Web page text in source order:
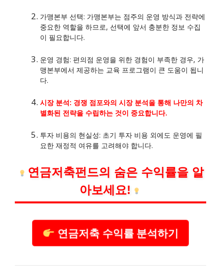
가맹본부 선택: 가맹본부는 점주의 운영 방식과 전략에
중요한 역할을 하므로, 선택에 앞서 충분한 정보 수집
이 필요합니다.
운영 경험: 편의점 운영을 위한 경험이 부족한 경우, 가
맹본부에서 제공하는 교육 프로그램이 큰 도움이 됩니
다.
시장 분석: 경쟁 점포와의 시장 분석을 통해 나만의 차
별화된 전략을 수립하는 것이 중요합니다.
투자 비용의 현실성: 초기 투자 비용 외에도 운영에 필
요한 재정적 여유를 고려해야 합니다.
연금저축펀드의 숨은 수익률을 알
아보세요!
연금저축 수익률 분석하기